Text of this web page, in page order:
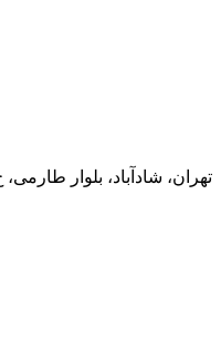
تهران، شادآباد، بلوار